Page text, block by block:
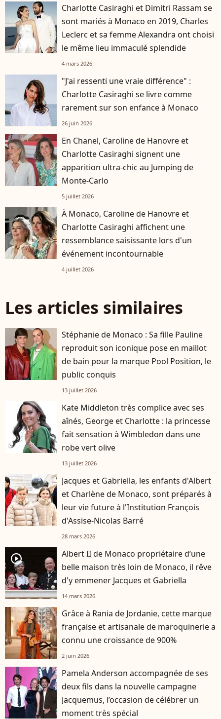
Charlotte Casiraghi et Dimitri Rassam se
sont mariés à Monaco en 2019, Charles
Leclerc et sa femme Alexandra ont choisi
le même lieu immaculé splendide
4 mars 2026
"J'ai ressenti une vraie différence" :
Charlotte Casiraghi se livre comme
rarement sur son enfance à Monaco
26 juin 2026
En Chanel, Caroline de Hanovre et
Charlotte Casiraghi signent une
apparition ultra-chic au Jumping de
Monte-Carlo
5 juillet 2026
À Monaco, Caroline de Hanovre et
Charlotte Casiraghi affichent une
ressemblance saisissante lors d'un
événement incontournable
4 juillet 2026
Les articles similaires
Stéphanie de Monaco : Sa fille Pauline
reproduit son iconique pose en maillot
de bain pour la marque Pool Position, le
public conquis
13 juillet 2026
Kate Middleton très complice avec ses
aînés, George et Charlotte : la princesse
fait sensation à Wimbledon dans une
robe vert olive
13 juillet 2026
Jacques et Gabriella, les enfants d'Albert
et Charlène de Monaco, sont préparés à
leur vie future à l'Institution François
d'Assise-Nicolas Barré
28 mars 2026
player2
Albert II de Monaco propriétaire d’une
belle maison très loin de Monaco, il rêve
d'y emmener Jacques et Gabriella
14 mars 2026
Grâce à Rania de Jordanie, cette marque
française et artisanale de maroquinerie a
connu une croissance de 900%
2 juin 2026
Pamela Anderson accompagnée de ses
deux fils dans la nouvelle campagne
Jacquemus, l’occasion de célébrer un
moment très spécial